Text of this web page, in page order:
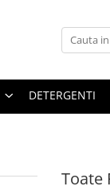
DETERGENTI
Toate